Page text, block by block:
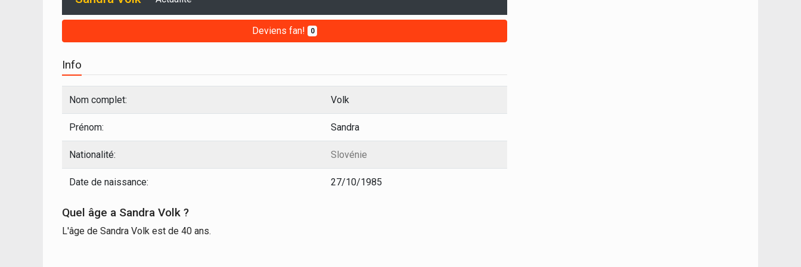
Deviens fan! 0
Info
Nom complet: Volk
Prénom: Sandra
Nationalité: Slovénie
Date de naissance: 27/10/1985
Quel âge a Sandra Volk ?
L'âge de Sandra Volk est de 40 ans.